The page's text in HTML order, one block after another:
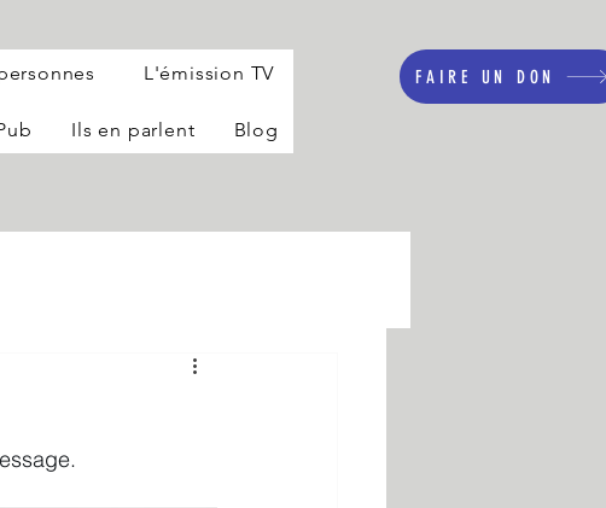
L'émission TV
Ils en parlent Blog
FAIRE UN DON